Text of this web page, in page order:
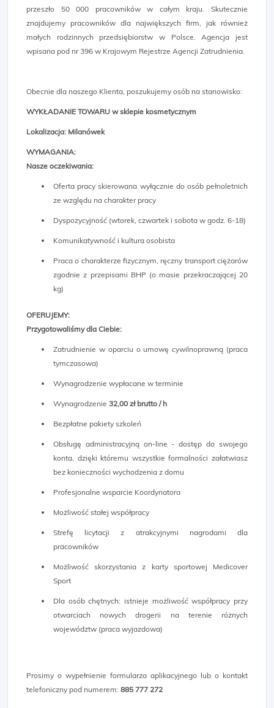
przeszło 50 000 pracowników w całym kraju. Skutecznie
znajdujemy pracowników dla największych firm, jak również
małych rodzinnych przedsiębiorstw w Polsce. Agencja jest
wpisana pod nr 396 w Krajowym Rejestrze Agencji Zatrudnienia.
Obecnie dla naszego Klienta, poszukujemy osób na stanowisko:
WYKŁADANIE TOWARU w sklepie kosmetycznym
Lokalizacja: Milanówek
WYMAGANIA:
Nasze oczekiwania:
Oferta pracy skierowana wyłącznie do osób pełnoletnich
ze względu na charakter pracy
Dyspozycyjność (wtorek, czwartek i sobota w godz. 6-18)
Komunikatywność i kultura osobista
Praca o charakterze fizycznym, ręczny transport ciężarów
zgodnie z przepisami BHP (o masie przekraczającej 20
kg)
OFERUJEMY:
Przygotowaliśmy dla Ciebie:
Zatrudnienie w oparciu o umowę cywilnoprawną (praca
tymczasowa)
Wynagrodzenie wypłacane w terminie
Wynagrodzenie 32,00 zł brutto / h
Bezpłatne pakiety szkoleń
Obsługę administracyjną on-line - dostęp do swojego
konta, dzięki któremu wszystkie formalności załatwiasz
bez konieczności wychodzenia z domu
Profesjonalne wsparcie Koordynatora
Możliwość stałej współpracy
Strefę licytacji z atrakcyjnymi nagrodami dla
pracowników
Możliwość skorzystania z karty sportowej Medicover
Sport
Dla osób chętnych: istnieje możliwość współpracy przy
otwarciach nowych drogerii na terenie różnych
województw (praca wyjazdowa)
Prosimy o wypełnienie formularza aplikacyjnego lub o kontakt
telefoniczny pod numerem: 885 777 272